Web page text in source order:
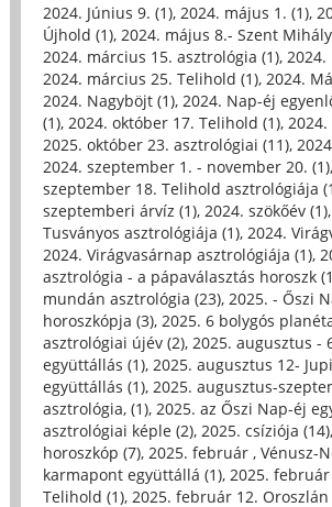
2024. Június 9. (1), 2024. május 1. (1),
Újhold (1), 2024. május 8.- Szent
2024. március 15. asztrológia (1), 2024.
2024. március 25. Telihold (1), 2024.
2024. Nagyböjt (1), 2024. Nap-éj
(1), 2024. október 17. Telihold (1),
2025. október 23. asztrológiai (11),
2024. szeptember 1. - november 20. (1),
szeptember 18. Telihold asztrológiája
szeptemberi árvíz (1), 2024. szökőév (1),
Tusványos asztrológiája (1), 2024.
2024. Virágvasárnap asztrológiája (1),
asztrológia - a pápaválasztás horoszk
mundán asztrológia (23), 2025. - Őszi
horoszkópja (3), 2025. 6 bolygós
asztrológiai újév (2), 2025. augusztus -
együttállás (1), 2025. augusztus 12-
együttállás (1), 2025. augusztus-
asztrológia, (1), 2025. az Őszi Nap-éj
asztrológiai képle (2), 2025. csíziója (14),
horoszkóp (7), 2025. február , Vénusz-
karmapont együttállá (1), 2025.
Telihold (1), 2025. február 12.